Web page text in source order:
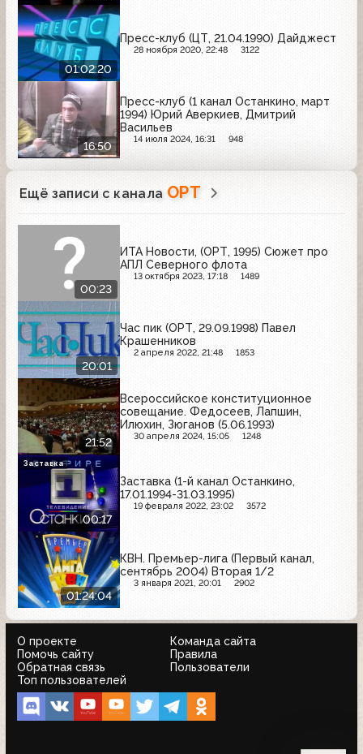
01:02:20
Пресс-клуб (ЦТ, 21.04.1990) Дайджест
28 ноября 2020, 22:48 3122
16:50
Пресс-клуб (1 канал Останкино, март
1994) Юрий Аверкиев, Дмитрий
Васильев
14 июля 2024, 16:31 948
Ещё записи с канала ОРТ
00:23
ИТА Новости, (ОРТ, 1995) Сюжет про
АПЛ Северного флота
13 октября 2023, 17:18 1489
20:01
Час пик (ОРТ, 29.09.1998) Павел
Крашенников
2 апреля 2022, 21:48 1853
21:52
Всероссийское конституционное
совещание. Федосеев, Лапшин,
Илюхин, Зюганов (5.06.1993)
30 апреля 2024, 15:05 1248
00:17
Заставка (1-й канал Останкино,
17.01.1994-31.03.1995)
19 февраля 2022, 23:02 3572
Заставка
01:24:04
КВН. Премьер-лига (Первый канал,
сентябрь 2004) Вторая 1/2
3 января 2021, 20:01 2902
О проекте
Команда сайта
Помочь сайту
Правила
Обратная связь
Пользователи
Топ пользователей